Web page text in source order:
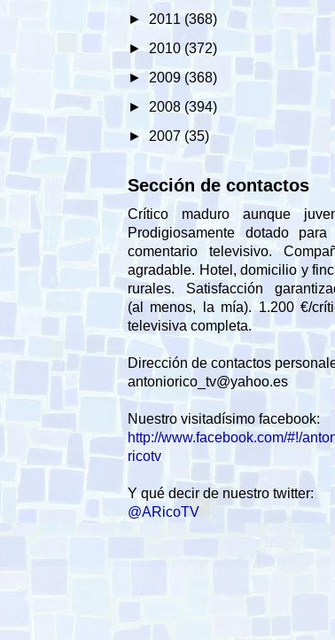
► 2011 (368)
►2010(372)
► 2009 (368)
► 2008 (394)
► 2007 (35)
Sección de contactos
Crítico maduro aunque
Prodigiosamente dotado
comentario televisivo.
agradable. Hotel, domicilio y
rurales. Satisfacción
(al menos, la mía). 1.200 €/
televisiva completa.
Dirección de contactos
antoniorico_tv@yahoo.es
Nuestro visitadísimo facebook:
http://www.facebook.com/#!/
ricotv
Y qué decir de nuestro twitter:
@ARicoTV